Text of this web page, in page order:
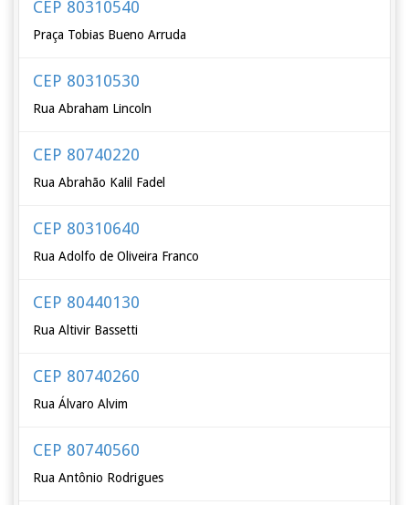
CEP 80310540
Praça Tobias Bueno Arruda
CEP 80310530
Rua Abraham Lincoln
CEP 80740220
Rua Abrahão Kalil Fadel
CEP 80310640
Rua Adolfo de Oliveira Franco
CEP 80440130
Rua Altivir Bassetti
CEP 80740260
Rua Álvaro Alvim
CEP 80740560
Rua Antônio Rodrigues